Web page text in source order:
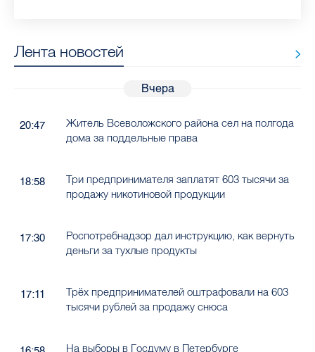
Лента новостей
Вчера
20:47
Житель Всеволожского района сел на полгода
дома за поддельные права
18:58
Три предпринимателя заплатят 603 тысячи за
продажу никотиновой продукции
17:30
Роспотребнадзор дал инструкцию, как вернуть
деньги за тухлые продукты
17:11
Трёх предпринимателей оштрафовали на 603
тысячи рублей за продажу снюса
На выборы в Госдуму в Петербурге